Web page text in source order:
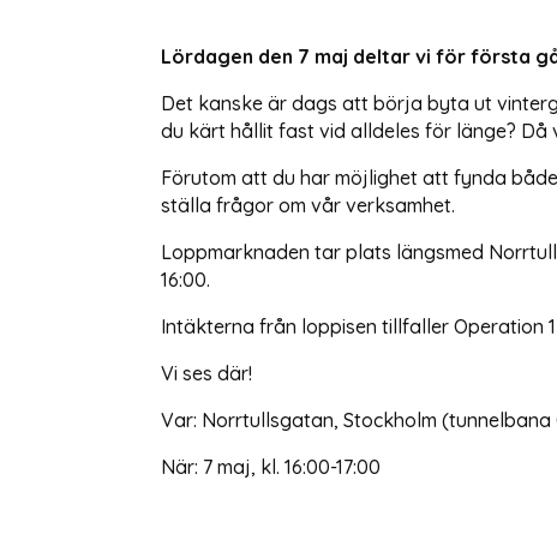
Lördagen den 7 maj deltar vi för första
Det kanske är dags att börja byta ut
du kärt hållit fast vid alldeles för länge? Då
Förutom att du har möjlighet att fynda
ställa frågor om vår verksamhet.
Loppmarknaden tar plats längsmed
16:00.
Intäkterna från loppisen tillfaller Operation
Vi ses där!
Var: Norrtullsgatan, Stockholm (tunnelbana
När: 7 maj, kl. 16:00-17:00